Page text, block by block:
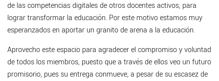
de las competencias digitales de otros docentes activos, para
lograr transformar la educación. Por este motivo estamos muy
esperanzados en aportar un granito de arena a la educación.
Aprovecho este espacio para agradecer el compromiso y voluntad
de todos los miembros, puesto que a través de ellos veo un futuro
promisorio, pues su entrega conmueve, a pesar de su escasez de